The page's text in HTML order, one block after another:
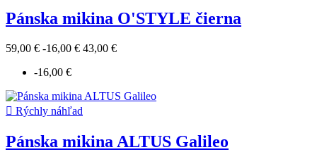
Pánska mikina O'STYLE čierna
59,00 € -16,00 € 43,00 €
-16,00 €
 Rýchly náhľad
Pánska mikina ALTUS Galileo